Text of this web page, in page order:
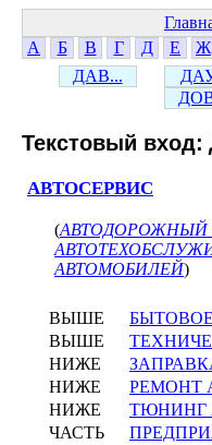
А
Б В Г Д Е Ж
ДАВ...
Текстовый вход:
АВТОСЕРВИС
(АВТОДОРОЖНЫЙ
АВТОМОБИЛЕЙ)
ВЫШЕ
ВЫШЕ
НИЖЕ
НИЖЕ
РЕМОНТ
НИЖЕ
ТЮНИНГ
ЧАСТЬ